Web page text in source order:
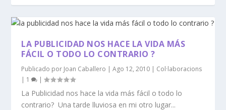
LA PUBLICIDAD NOS HACE LA VIDA MÁS
FÁCIL O TODO LO CONTRARIO ?
Publicado por Joan Caballero |Ago 12, 2010 | Col·laboracions
| 1 |
La Publicidad nos hace la vida más fácil o todo lo
contrario? Una tarde lluviosa en mi otro lugar...